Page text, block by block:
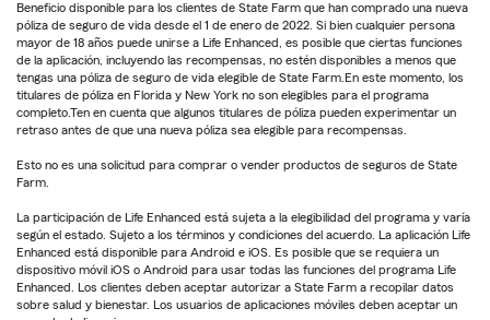
Beneficio disponible para los clientes de State Farm que han comprado una nueva
póliza de seguro de vida desde el 1 de enero de 2022. Si bien cualquier persona
mayor de 18 años puede unirse a Life Enhanced, es posible que ciertas funciones
de la aplicación, incluyendo las recompensas, no estén disponibles a menos que
tengas una póliza de seguro de vida elegible de State Farm.En este momento, los
titulares de póliza en Florida y New York no son elegibles para el programa
completo.Ten en cuenta que algunos titulares de póliza pueden experimentar un
retraso antes de que una nueva póliza sea elegible para recompensas.
Esto no es una solicitud para comprar o vender productos de seguros de State
Farm.
La participación de Life Enhanced está sujeta a la elegibilidad del programa y varía
según el estado. Sujeto a los términos y condiciones del acuerdo. La aplicación Life
Enhanced está disponible para Android e iOS. Es posible que se requiera un
dispositivo móvil iOS o Android para usar todas las funciones del programa Life
Enhanced. Los clientes deben aceptar autorizar a State Farm a recopilar datos
sobre salud y bienestar. Los usuarios de aplicaciones móviles deben aceptar un